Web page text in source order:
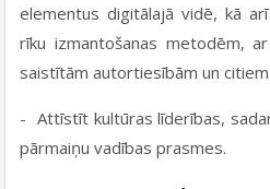
elementus digitālajā vidē, kā
rīku izmantošanas metodēm,
saistītām autortiesībām un
- Attīstīt kultūras līderības,
pārmaiņu vadības prasmes.